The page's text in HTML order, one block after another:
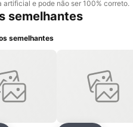
e pode não ser 100% correto.
semelhantes
semelhantes